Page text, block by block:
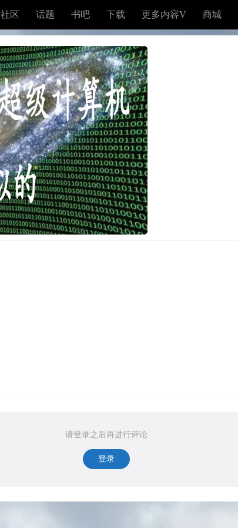
社区 话题 书吧 下载 更多内容V 商城
请登录之后再进行评论
登录